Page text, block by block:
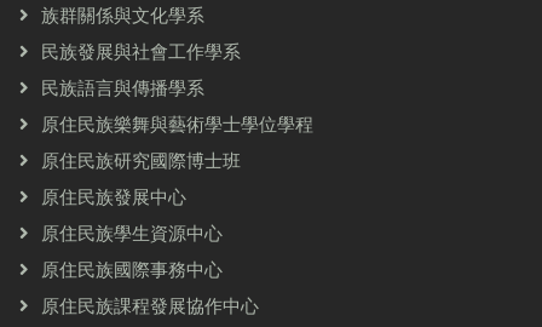
族群關係與文化學系
民族發展與社會工作學系
民族語言與傳播學系
原住民族樂舞與藝術學士學位學程
原住民族研究國際博士班
原住民族發展中心
原住民族學生資源中心
原住民族國際事務中心
原住民族課程發展協作中心